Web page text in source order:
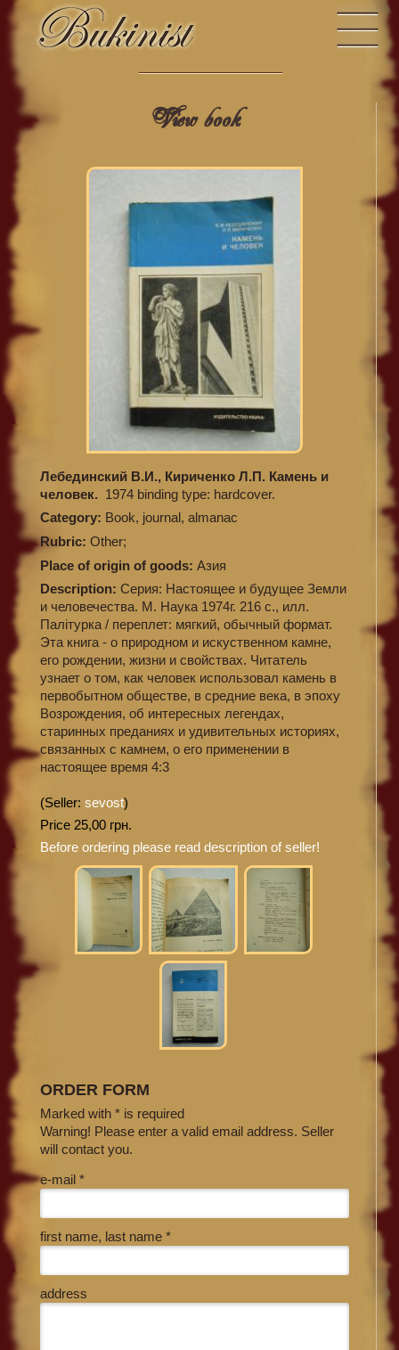
View book
Лебединский В.И., Кириченко Л.П. Камень и
человек. 1974 binding type: hardcover.
Category: Book, journal, almanac
Rubric: Other;
Place of origin of goods: Азия
Description: Серия: Настоящее и будущее Земли
и человечества. М. Наука 1974г. 216 с., илл.
Палiтурка / переплет: мягкий, обычный формат.
Эта книга - о природном и искуственном камне,
его рождении, жизни и свойствах. Читатель
узнает о том, как человек использовал камень в
первобытном обществе, в средние века, в эпоху
Возрождения, об интересных легендах,
старинных преданиях и удивительных историях,
связанных с камнем, о его применении в
настоящее время 4:3
(Seller: sevost)
Price 25,00 грн.
Before ordering please read description of seller!
ORDER FORM
Marked with * is required
Warning! Please enter a valid email address. Seller
will contact you.
e-mail *
first name, last name *
address